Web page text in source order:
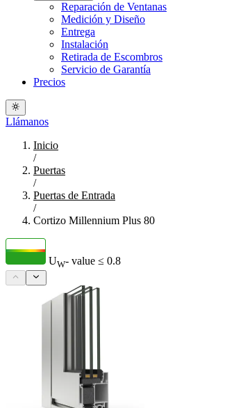
Reparación de Ventanas
Medición y Diseño
Entrega
Instalación
Retirada de Escombros
Servicio de Garantía
Precios
Llámanos
Inicio
/
Puertas
/
Puertas de Entrada
/
Cortizo Millennium Plus 80
UW- value ≤ 0.8